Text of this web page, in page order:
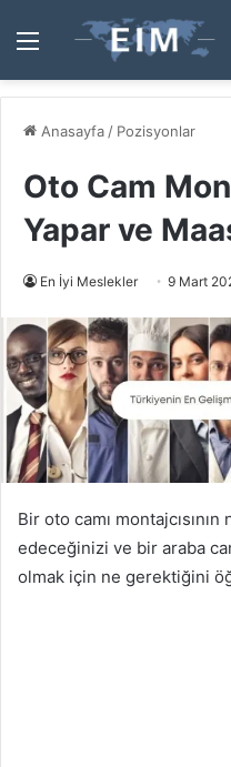
Menü
Anasayfa / Pozisyonlar
Oto Cam
Yapar ve
En İyi Meslekler 9 Mart
Bir oto camı montajcısının
edeceğinizi ve bir araba
olmak için ne gerektiğini